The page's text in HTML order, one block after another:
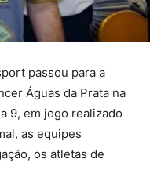
passou para a
Águas da Prata na
9, em jogo realizado
as equipes
os atletas de